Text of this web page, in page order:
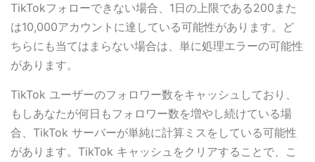
TikTokフォローできない場合、1日の上限である200また
は10,000アカウントに達している可能性があります。ど
ちらにも当てはまらない場合は、単に処理エラーの可能性
があります。
TikTok ユーザーのフォロワー数をキャッシュしており、
もしあなたが何日もフォロワー数を増やし続けている場
合、TikTok サーバーが単純に計算ミスをしている可能性
があります。TikTok キャッシュをクリアすることで、こ